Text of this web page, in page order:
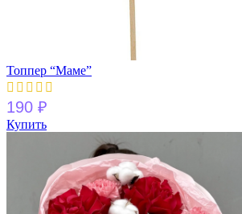
Топпер “Маме”
190 ₽
Купить